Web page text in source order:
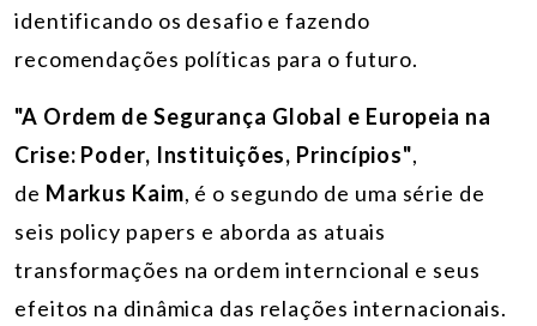
identificando os desafio e fazendo
recomendações políticas para o futuro.
"A Ordem de Segurança Global e Europeia na
Crise: Poder, Instituições, Princípios",
de Markus Kaim, é o segundo de uma série de
seis policy papers e aborda as atuais
transformações na ordem interncional e seus
efeitos na dinâmica das relações internacionais.